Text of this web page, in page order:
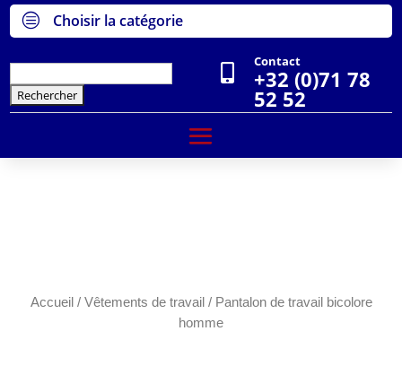
c Choisir la catégorie

Contact
+32 (0)71 78
52 52
Accueil/ Vêtements de travail/ Pantalon de travail bicolore
homme